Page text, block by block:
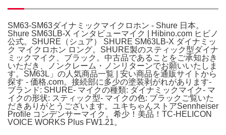
SM63-SM63ダイナミックマイクロホン - Shure 日本。
Shure SM63LB-X インタビューマイク | Hibino.com ヒビノ
公式。SHURE（シュア） SHURE SM63LB-X ダイナミッ
ク マイクロホン ロング。SHURE製のスティック型ダイナ
ミックマイク、ブラック。中古品であることをご承知おき
いただき、ノンクレーム・ノンリターンでお願いいたしま
す。SM63L」の人気商品一覧 | 安い商品を通販サイトから
探す - 価格.com。接続部に多少の塗装剥がれがあります-
ブランド: SHURE- マイクの種類: ダイナミックマイク- マ
イクの形状: スティック型- マイクの色: ブラックご覧いた
だきありがとうございます。ユキちゃんストアSennheiser
Profile コンデンサーマイク。希少！美品！TC-HELICON
VOICE WORKS Plus FW1.21。